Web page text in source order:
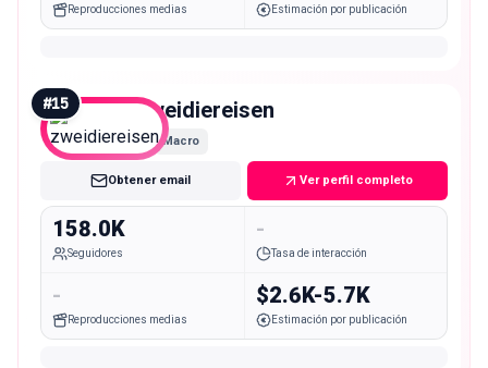
Reproducciones medias Estimación por publicación
#15 zweidiereisen
Macro
Obtener email Ver perfil completo
158.0K
Seguidores
-
Tasa de interacción
-
Reproducciones medias
$2.6K-5.7K
Estimación por publicación